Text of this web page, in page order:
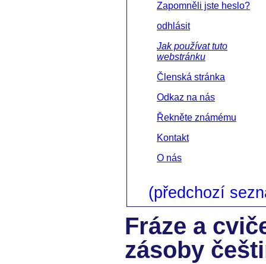
Zapomněli jste heslo?
odhlásit
Jak používat tuto
webstránku
Členská stránka
Odkaz na nás
Řekněte známému
Kontakt
O nás
(předchozí
Fráze a
zásoby